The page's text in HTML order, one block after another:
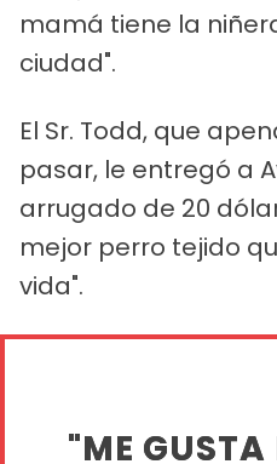
mamá tiene la
ciudad".
El Sr. Todd, que
pasar, le entregó a
arrugado de 20
mejor perro tejido
vida".
"ME GUSTA